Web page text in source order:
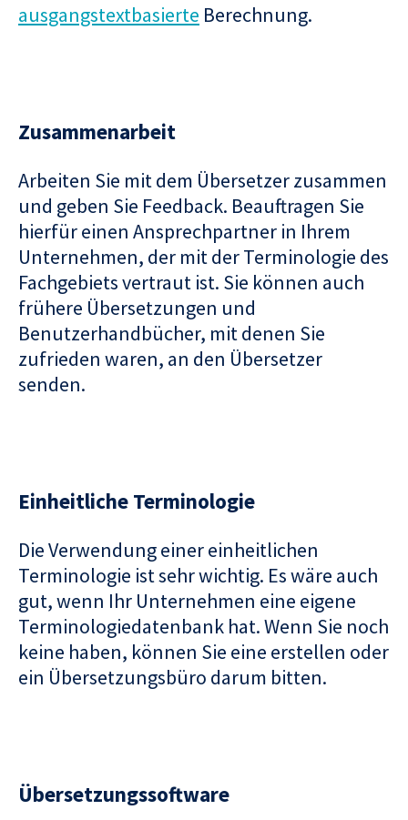
ausgangstextbasierte Berechnung.
Zusammenarbeit
Arbeiten Sie mit dem Übersetzer zusammen
und geben Sie Feedback. Beauftragen Sie
hierfür einen Ansprechpartner in Ihrem
Unternehmen, der mit der Terminologie des
Fachgebiets vertraut ist. Sie können auch
frühere Übersetzungen und
Benutzerhandbücher, mit denen Sie
zufrieden waren, an den Übersetzer
senden.
Einheitliche Terminologie
Die Verwendung einer einheitlichen
Terminologie ist sehr wichtig. Es wäre auch
gut, wenn Ihr Unternehmen eine eigene
Terminologiedatenbank hat. Wenn Sie noch
keine haben, können Sie eine erstellen oder
ein Übersetzungsbüro darum bitten.
Übersetzungssoftware